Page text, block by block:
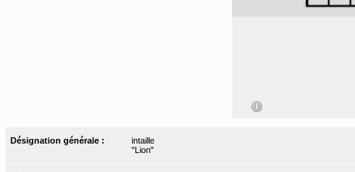
Désignation générale :
intaille
"Lion"